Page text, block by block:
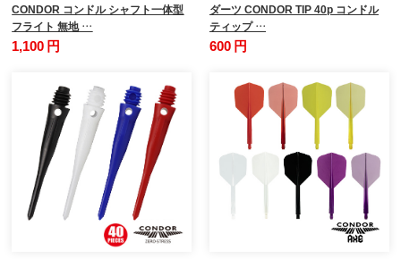
CONDOR コンドル シャフト一体型
フライト 無地 …
1,100 円
ダーツ CONDOR TIP 40p コンドル
ティップ …
600 円